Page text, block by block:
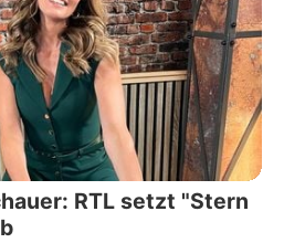
RTL setzt "Stern